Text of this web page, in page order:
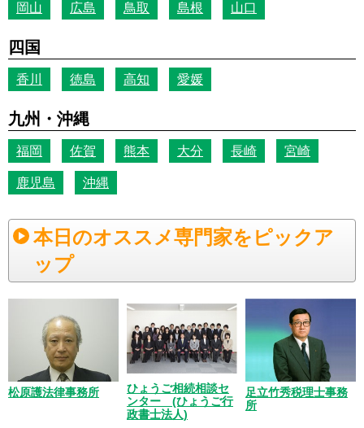
岡山 広島 鳥取 島根 山口
四国
香川 徳島 高知 愛媛
九州・沖縄
福岡 佐賀 熊本 大分 長崎 宮崎
鹿児島 沖縄
本日のオススメ専門家をピックア
ップ
松原護法律事務所
ひょうご相続相談セ
ンター (ひょうご行
政書士法人)
足立竹秀税理士事務
所